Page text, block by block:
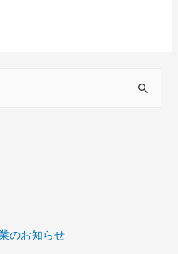
のお知らせ